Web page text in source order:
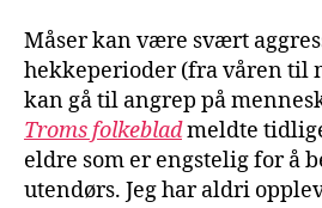
Måser kan være svært
hekkeperioder (fra våren til
kan gå til angrep på
Troms folkebladmeldte
eldre som er engstelig for å
utendørs. Jeg har aldri